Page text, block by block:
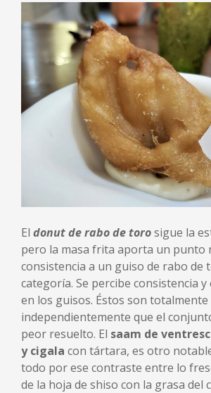
El donut de rabo de torosigue la
pero la masa frita aporta un punto
consistencia a un guiso de rabo de
categoría. Se percibe consistencia
en los guisos. Éstos son totalmente
independientemente que el
peor resuelto. El saam de
y cigala con tártara, es otro
todo por ese contraste entre lo
de la hoja de shiso con la grasa del